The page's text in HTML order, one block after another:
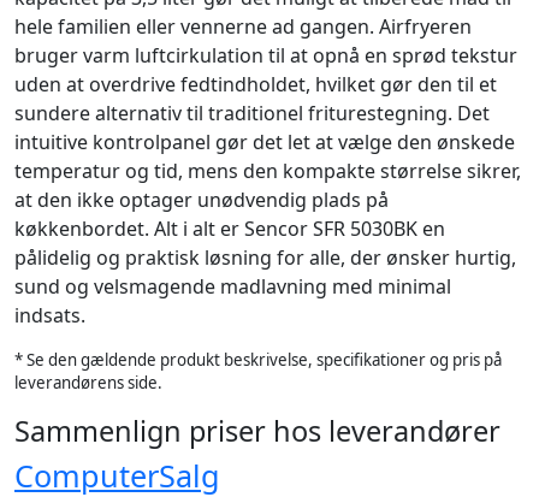
hele familien eller vennerne ad gangen. Airfryeren
bruger varm luftcirkulation til at opnå en sprød tekstur
uden at overdrive fedtindholdet, hvilket gør den til et
sundere alternativ til traditionel friturestegning. Det
intuitive kontrolpanel gør det let at vælge den ønskede
temperatur og tid, mens den kompakte størrelse sikrer,
at den ikke optager unødvendig plads på
køkkenbordet. Alt i alt er Sencor SFR 5030BK en
pålidelig og praktisk løsning for alle, der ønsker hurtig,
sund og velsmagende madlavning med minimal
indsats.
* Se den gældende produkt beskrivelse, specifikationer og pris på
leverandørens side.
Sammenlign priser hos leverandører
ComputerSalg